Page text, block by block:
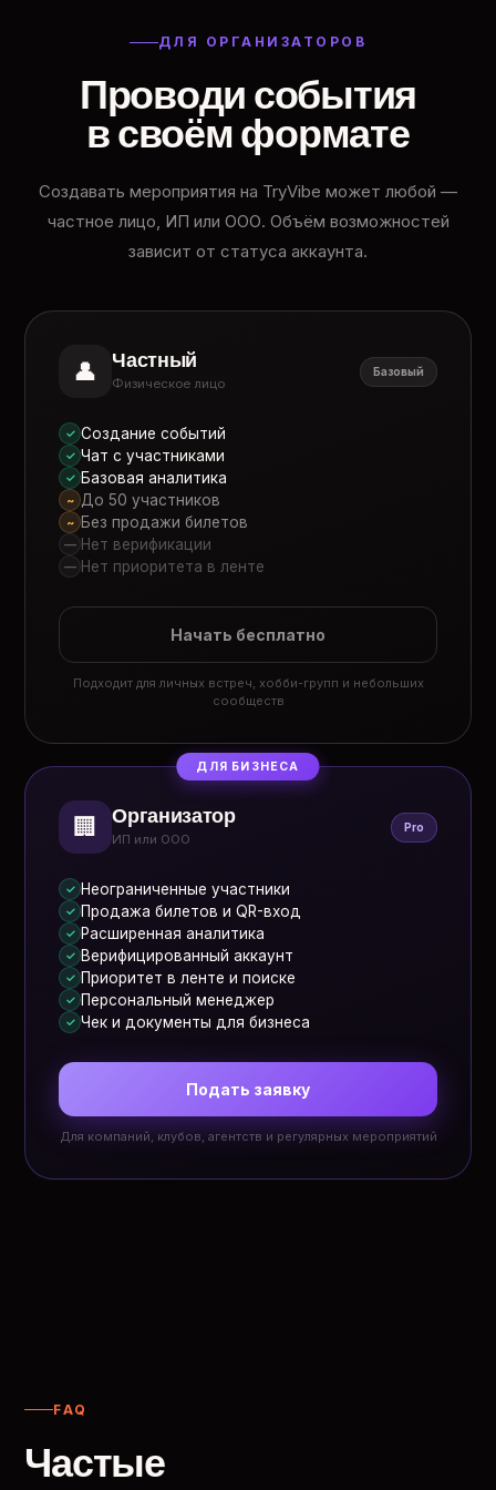
ДЛЯ ОРГАНИЗАТОРОВ
Проводи события
в своём формате
Создавать мероприятия на TryVibe может любой —
частное лицо, ИП или ООО. Объём возможностей
зависит от статуса аккаунта.
👤 Частный
Физическое лицо
Базовый
✓ Создание событий
✓ Чат с участниками
✓ Базовая аналитика
~ До 50 участников
~ Без продажи билетов
— Нет верификации
— Нет приоритета в ленте
Начать бесплатно
Подходит для личных встреч, хобби-групп и небольших
сообществ
ДЛЯ БИЗНЕСА
🏢 Организатор
ИП или ООО
Pro
✓ Неограниченные участники
✓ Продажа билетов и QR-вход
✓ Расширенная аналитика
✓ Верифицированный аккаунт
✓ Приоритет в ленте и поиске
✓ Персональный менеджер
✓ Чек и документы для бизнеса
Подать заявку
Для компаний, клубов, агентств и регулярных мероприятий
FAQ
Частые